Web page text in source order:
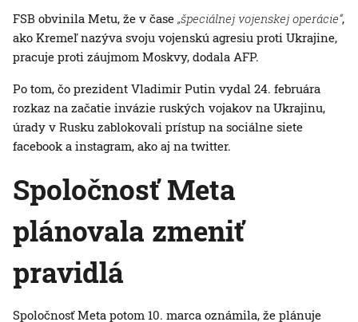
FSB obvinila Metu, že v čase „špeciálnej vojenskej operácie“,
ako Kremeľ nazýva svoju vojenskú agresiu proti Ukrajine,
pracuje proti záujmom Moskvy, dodala AFP.
Po tom, čo prezident Vladimir Putin vydal 24. februára
rozkaz na začatie invázie ruských vojakov na Ukrajinu,
úrady v Rusku zablokovali prístup na sociálne siete
facebook a instagram, ako aj na twitter.
Spoločnosť Meta
plánovala zmeniť
pravidlá
Spoločnosť Meta potom 10. marca oznámila, že plánuje